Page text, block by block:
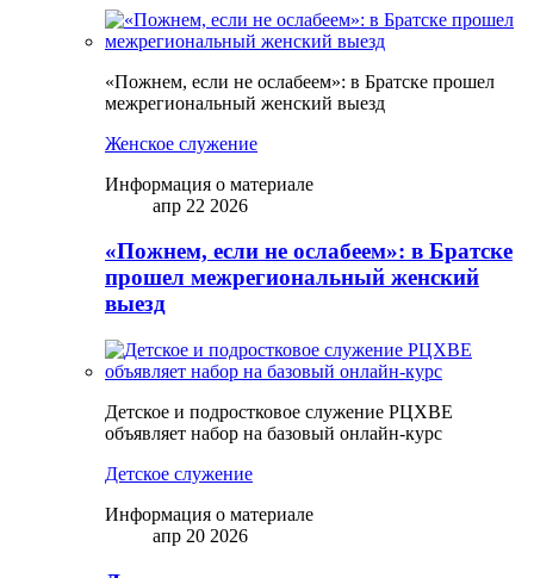
«Пожнем, если не ослабеем»: в Братске прошел
межрегиональный женский выезд
Женское служение
Информация о материале
апр 22 2026
«Пожнем, если не ослабеем»: в Братске
прошел межрегиональный женский
выезд
Детское и подростковое служение РЦХВЕ
объявляет набор на базовый онлайн-курс
Детское служение
Информация о материале
апр 20 2026